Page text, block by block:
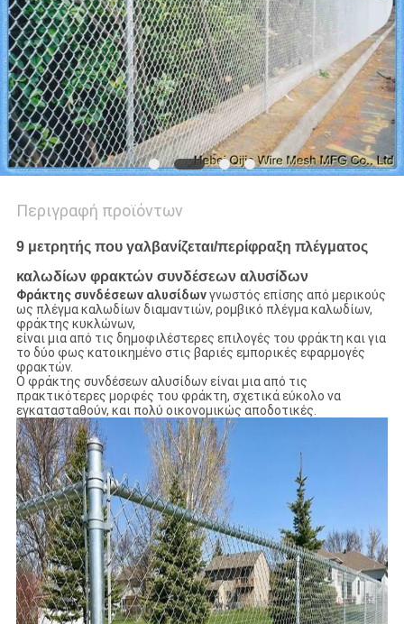
Περιγραφή προϊόντων
9 μετρητής που γαλβανίζεται/περίφραξη πλέγματος
καλωδίων φρακτών συνδέσεων αλυσίδων
Φράκτης συνδέσεων αλυσίδωνγνωστός επίσης από μερικούς
ως πλέγμα καλωδίων διαμαντιών, ρομβικό πλέγμα καλωδίων,
φράκτης κυκλώνων,
είναι μια από τις δημοφιλέστερες επιλογές του φράκτη και για
το δύο φως κατοικημένο στις βαριές εμπορικές εφαρμογές
φρακτών.
Ο φράκτης συνδέσεων αλυσίδων είναι μια από τις
πρακτικότερες μορφές του φράκτη, σχετικά εύκολο να
εγκατασταθούν, και πολύ οικονομικώς αποδοτικές.